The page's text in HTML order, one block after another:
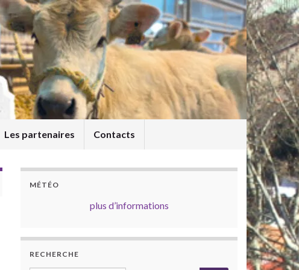
Les partenaires Contacts
MÉTÉO
plus d’informations
RECHERCHE